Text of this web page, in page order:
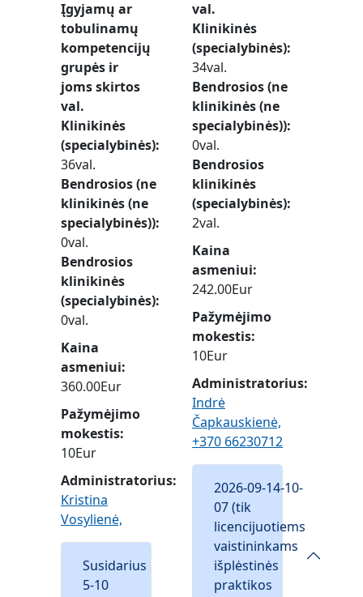
Įgyjamų ar
tobulinamų
kompetencijų
grupės ir
joms skirtos
val.
Klinikinės
(specialybinės)
36val.
Bendrosios (ne
klinikinės (ne
specialybinės))
0val.
Bendrosios
klinikinės
(specialybinės)
0val.
Kaina
asmeniui
360.00Eur
Pažymėjimo
mokestis
10Eur
Administratorius:
Kristina
Vosylienė,
Susidarius
5-10
val.
Klinikinės
(specialybinės)
34val.
Bendrosios (ne
klinikinės (ne
specialybinės))
0val.
Bendrosios
klinikinės
(specialybinės)
2val.
Kaina
asmeniui
242.00Eur
Pažymėjimo
mokestis
10Eur
Administratorius:
Indrė
Čapkauskienė,
+370 66230712
2026-09-14-10-
07 (tik
licencijuotiems
vaistininkams
išplėstinės
praktikos